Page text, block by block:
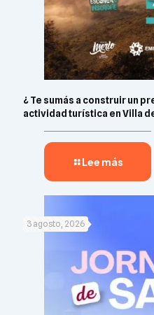
¿ Te sumás a construir un
actividad turística en Villa
Lee más
3 agosto, 2026